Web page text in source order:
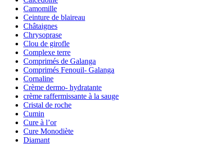
Camomille
Ceinture de blaireau
Châtaignes
Chrysoprase
Clou de girofle
Complexe terre
Comprimés de Galanga
Comprimés Fenouil- Galanga
Cornaline
Crème dermo- hydratante
crème raffermissante à la sauge
Cristal de roche
Cumin
Cure à l’or
Cure Monodiète
Diamant